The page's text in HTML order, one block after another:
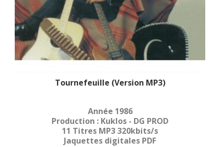
Tournefeuille (Version MP3)
Année 1986
Production : Kuklos - DG PROD
11 Titres MP3 320kbits/s
Jaquettes digitales PDF